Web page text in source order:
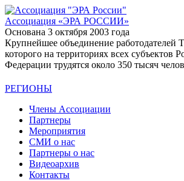
Ассоциация «ЭРА РОССИИ»
Основана 3 октября 2003 года
Крупнейшее объединение работодателей
которого на территориях всех субъектов
Федерации трудятся около 350 тысяч
РЕГИОНЫ
Члены Ассоциации
Партнеры
Мероприятия
СМИ о нас
Партнеры о нас
Видеоархив
Контакты